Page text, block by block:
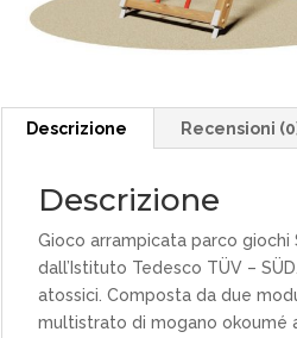
Descrizione Recensioni
Descrizione
Gioco arrampicata parco
dall’Istituto Tedesco TÜV –
atossici. Composta da due
multistrato di mogano okoumé